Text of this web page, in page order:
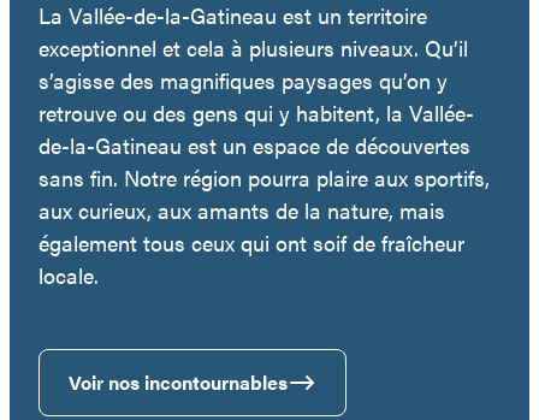
La Vallée-de-la-Gatineau est un territoire
exceptionnel et cela à plusieurs niveaux. Qu’il
s’agisse des magnifiques paysages qu’on y
retrouve ou des gens qui y habitent, la Vallée-
de-la-Gatineau est un espace de découvertes
sans fin. Notre région pourra plaire aux sportifs,
aux curieux, aux amants de la nature, mais
également tous ceux qui ont soif de fraîcheur
locale.
Voir nos incontournables